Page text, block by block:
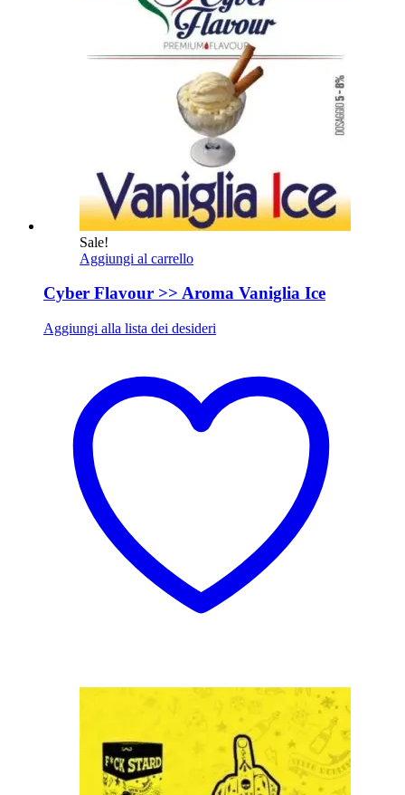
Sale!
Aggiungi al carrello
Cyber Flavour >> Aroma Vaniglia Ice
Aggiungi alla lista dei desideri